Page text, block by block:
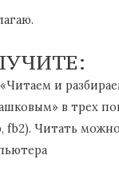
и
в трех
fb2). Читать